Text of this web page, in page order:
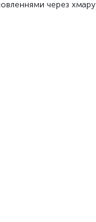
через хмару